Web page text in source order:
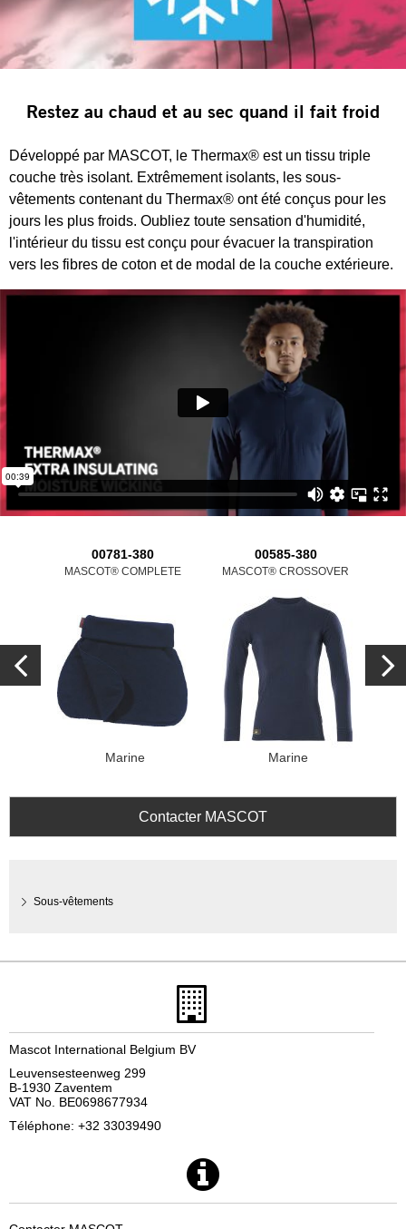
Restez au chaud et au sec quand il fait froid
Développé par MASCOT, le Thermax® est un tissu triple
couche très isolant. Extrêmement isolants, les sous-
vêtements contenant du Thermax® ont été conçus pour les
jours les plus froids. Oubliez toute sensation d'humidité,
l'intérieur du tissu est conçu pour évacuer la transpiration
vers les fibres de coton et de modal de la couche extérieure.
00781-380
MASCOT® COMPLETE
Marine
00585-380
MASCOT® CROSSOVER
Marine
Contacter MASCOT
Sous-vêtements
Mascot International Belgium BV
Leuvensesteenweg 299
B-1930 Zaventem
VAT No. BE0698677934
Téléphone: +32 33039490